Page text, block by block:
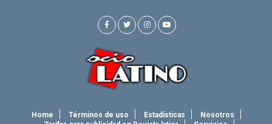
Home Términos de uso Estadísticas
Nosotros